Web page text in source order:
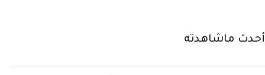
أحدث ماشاهدته